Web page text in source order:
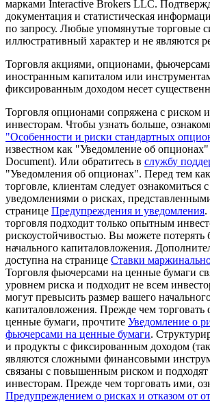
марками Interactive Brokers LLC.
документация и статистическая
по запросу. Любые упомянутые торговые
иллюстративный характер и не являются
Торговля акциями, опционами,
иностранным капиталом или
фиксированным доходом несет
Торговля опционами сопряжена с риском
инвесторам. Чтобы узнать больше,
"Особенности и риски стандартных
известном как "Уведомление об
Document). Или обратитесь в службу
"Уведомления об опционах". Перед тем
торговле, клиентам следует ознакомиться
уведомлениями о рисках,
странице Предупреждения и уведомления.
торговля подходит только опытным
рискоустойчивостью. Вы можете потерять
начального капиталовложения.
доступна на странице Ставки
Торговля фьючерсами на ценные бумаги
уровнем риска и подходит не всем
могут превысить размер вашего
капиталовложения. Прежде чем торговать
ценные бумаги, прочтите Уведомление о
фьючерсами на ценные бумаги.
и продукты с фиксированным доходом
являются сложными финансовыми
связаны с повышенным риском и подходят
инвесторам. Прежде чем торговать ими,
Предупреждением о рисках и отказом от